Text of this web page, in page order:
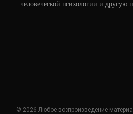
человеческой психологии и
© 2026 Любое воспроизведение